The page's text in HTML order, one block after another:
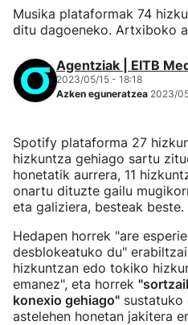
Musika plataformak 74
ditu dagoeneko. Artxiboko
Agentziak | EITB
2023/05/15 - 18:18
Azken eguneratzea 2023/
Spotify plataforma 27
hizkuntza gehiago sartu
honetatik aurrera, 11
onartu dituzte gailu
eta galiziera, besteak beste.
Hedapen horrek "are
desblokeatuko du"
hizkuntzan edo tokiko
emanez", eta horrek
konexio gehiago"
astelehen honetan jakitera